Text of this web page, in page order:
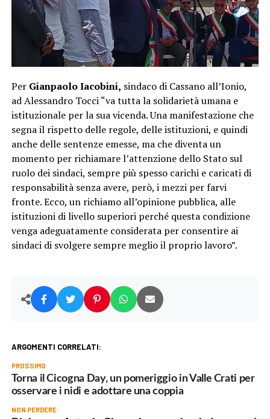
Per Gianpaolo Iacobini, sindaco di Cassano all’Ionio,
ad Alessandro Tocci “va tutta la solidarietà umana e
istituzionale per la sua vicenda. Una manifestazione che
segna il rispetto delle regole, delle istituzioni, e quindi
anche delle sentenze emesse, ma che diventa un
momento per richiamare l’attenzione dello Stato sul
ruolo dei sindaci, sempre più spesso carichi e caricati di
responsabilità senza avere, però, i mezzi per farvi
fronte. Ecco, un richiamo all’opinione pubblica, alle
istituzioni di livello superiori perché questa condizione
venga adeguatamente considerata per consentire ai
sindaci di svolgere sempre meglio il proprio lavoro”.
ARGOMENTI CORRELATI:
PROSSIMO
Torna il Cicogna Day, un pomeriggio in Valle Crati per
osservare i nidi e adottare una coppia
NON PERDERE